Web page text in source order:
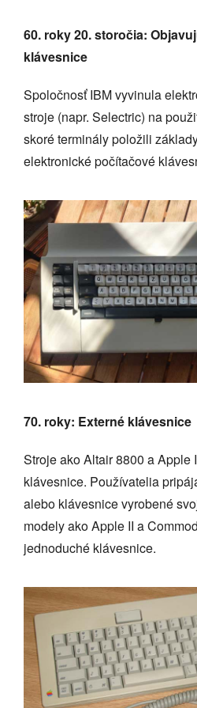
60. roky 20. storočia:
klávesnice
Spoločnosť IBM vyvinula
stroje (napr. Selectric) na
skoré terminály položili
elektronické počítačové
70. roky: Externé klávesnice
Stroje ako Altair 8800 a Apple
klávesnice. Používatelia
alebo klávesnice vyrobené
modely ako Apple II a
jednoduché klávesnice.